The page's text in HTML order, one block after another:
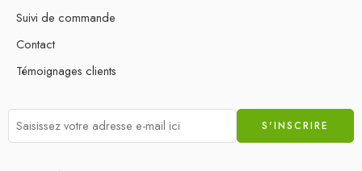
Suivi de commande
Contact
Témoignages clients